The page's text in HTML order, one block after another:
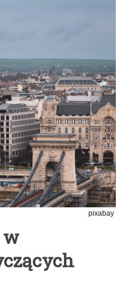
pixabay
w